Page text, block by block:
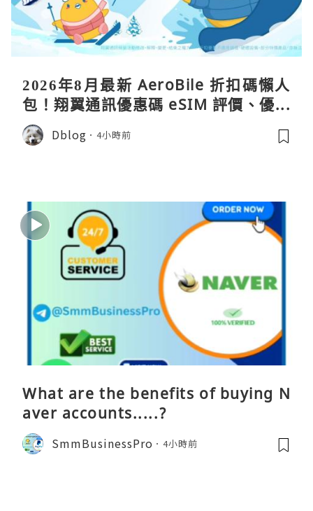
2026年8月最新 AeroBile 折扣碼懶人
包！翔翼通訊優惠碼 eSIM 評價、優缺
點、蝴蝶wifi機教學完整整理
Dblog 4小時前
What are the benefits of buying N
aver accounts.....?
SmmBusinessPro 4小時前